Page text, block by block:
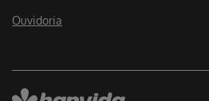
Ouvidoria